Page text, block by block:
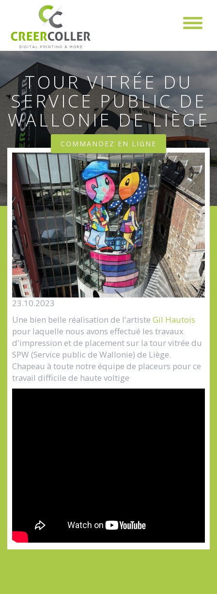
Aller au contenu principal
TOUR VITRÉE DU
SERVICE PUBLIC DE
WALLONIE DE LIÈGE
COMMANDEZ EN LIGNE
23.10.2023
Une bien belle réalisation de l'artiste Gil Hautois
pour laquelle nous avons effectué les travaux
d'impression et de placement sur la tour vitrée du
SPW (Service public de Wallonie) de Liège.
Chapeau à toute notre équipe de placeurs pour ce
travail difficile de haute voltige